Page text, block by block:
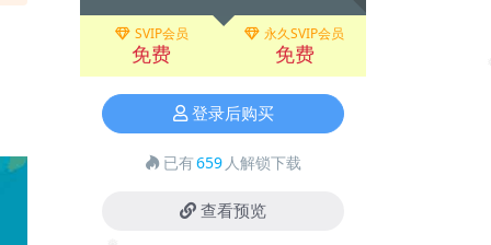
SVIP会员
免费
永久SVIP会员
免费
登录后购买
已有659 人解锁下载
查看预览